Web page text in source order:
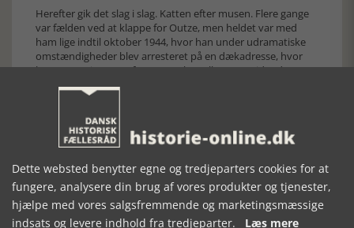
Herefter gik det slag i slag. Katten efter musen. Flere gange
var fælden ved at klappe for Outze, men heldet var med
ham lige indtil oktober 1944, hvor han under udramatiske
omstændigheder blev arresteret på en dækadresse, hvor
han var sat i stævne for at mægle mellem to stridende
parter inden for frihedsbevægelsen. Ja, de kunne såmænd
heller ikke altid sammen. Det blev Outzes skæbne.
Han blev straks sat i kraftigt forhør, men holdt til at begynde
med tæt over for tyskerne, så han ikke røbede væsentlige
hemmeligheder i de første timer efter sin arrestation. Det
betød, at forbindelserne udenfor kunne tage deres
forholdsregler. Desværre var det op til en weekend, så
effektiviteten var til at overskue. I løbet af weekenden blev
nogle af Outzes forbindelser desværre hentet ind til forhør –
og for nogles vedkommende røg de videre til Frøslevlejren.
Dette websted benytter egne og tredjeparters cookies for at
fungere, analysere din brug af vores produkter og tjenester,
hjælpe med vores salgsfremmende og marketingsmæssige
indsats og levere indhold fra tredjeparter. Læs mere